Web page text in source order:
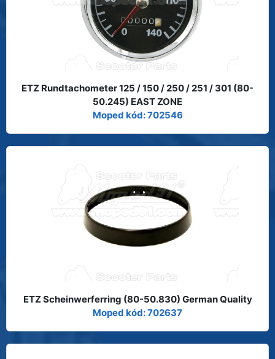
ETZ Rundtachometer 125 / 150 / 250 / 251 / 301 (80-
50.245) EAST ZONE
Moped kód: 702546
ETZ Scheinwerferring (80-50.830) German Quality
Moped kód: 702637